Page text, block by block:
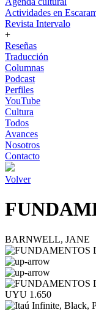
Actividades en
Revista Intervalo
+
Reseñas
Traducción
Columnas
Podcast
Perfiles
YouTube
Cultura
Todos
Avances
Nosotros
Contacto
Volver
BARNWELL, JANE
UYU 1.650